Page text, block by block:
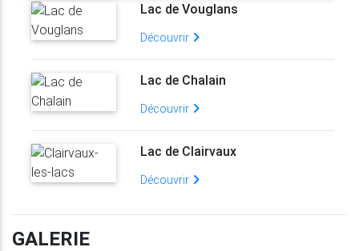
Lac de Vouglans
Découvrir
Lac de Chalain
Découvrir
Lac de Clairvaux
Découvrir
GALERIE